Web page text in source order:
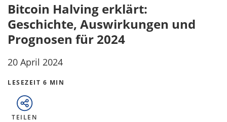
Bitcoin Halving erklärt:
Geschichte, Auswirkungen und
Prognosen für 2024
20 April 2024
LESEZEIT 6 MIN
TEILEN